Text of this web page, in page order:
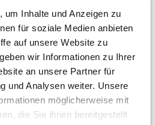
um Inhalte und Anzeigen zu
für soziale Medien anbieten
auf unsere Website zu
wir Informationen zu Ihrer
an unsere Partner für
und Analysen weiter. Unsere
möglicherweise mit
die Sie ihnen bereitgestellt
FPGA
Akustik, Umwelt